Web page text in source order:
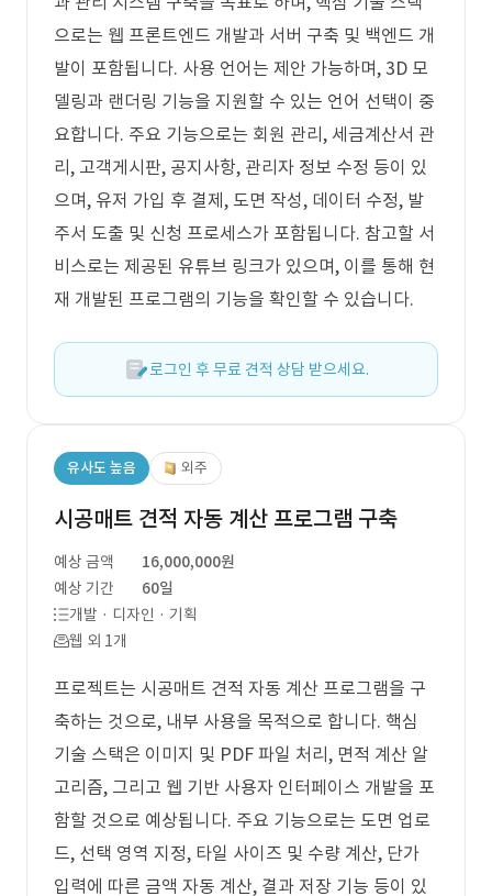
으로는 웹 프론트엔드 개발과 서버 구축 및 백엔드 개
발이 포함됩니다. 사용 언어는 제안 가능하며, 3D 모
델링과 랜더링 기능을 지원할 수 있는 언어 선택이 중
요합니다. 주요 기능으로는 회원 관리, 세금계산서 관
리, 고객게시판, 공지사항, 관리자 정보 수정 등이 있
으며, 유저 가입 후 결제, 도면 작성, 데이터 수정, 발
주서 도출 및 신청 프로세스가 포함됩니다. 참고할 서
비스로는 제공된 유튜브 링크가 있으며, 이를 통해 현
재 개발된 프로그램의 기능을 확인할 수 있습니다.
로그인 후 무료 견적 상담 받으세요.
유사도 높음 외주
시공매트 견적 자동 계산 프로그램 구축
예상 금액
16,000,000원
예상 기간
60일
개발 · 디자인 · 기획
웹 외 1개
프로젝트는 시공매트 견적 자동 계산 프로그램을 구
축하는 것으로, 내부 사용을 목적으로 합니다. 핵심
기술 스택은 이미지 및 PDF 파일 처리, 면적 계산 알
고리즘, 그리고 웹 기반 사용자 인터페이스 개발을 포
함할 것으로 예상됩니다. 주요 기능으로는 도면 업로
드, 선택 영역 지정, 타일 사이즈 및 수량 계산, 단가
입력에 따른 금액 자동 계산, 결과 저장 기능 등이 있